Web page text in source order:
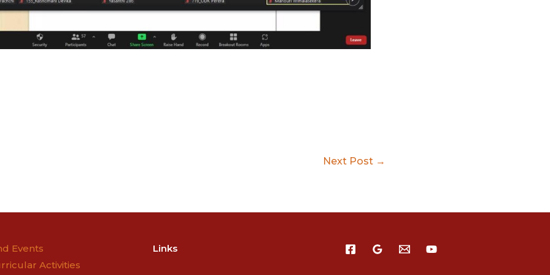
Next Post →
Events
Activities
Links